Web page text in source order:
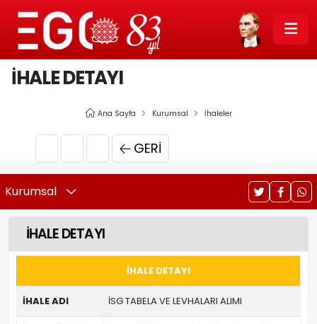
İHALE DETAYI
Ana Sayfa Kurumsal İhaleler
GERI
Kurumsal
İHALE DETAYI
İHALE DETAYI
İHALE ADI İSG TABELA VE LEVHALARI ALIMI